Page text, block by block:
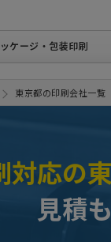
ケージ・包装印刷
東京都の印刷会社一覧
対応の
見積
東京都